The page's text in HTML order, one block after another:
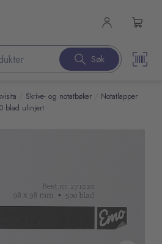
Søk
Skrive- og notatbøker Notatlapper
blad ulinjert